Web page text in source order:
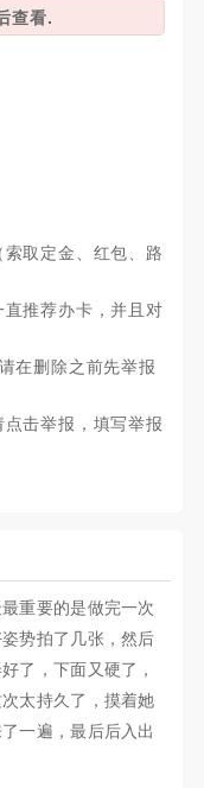
查看.
取定金、红包、路
推荐办卡，并且对
在删除之前先举报
击举报，填写举报
重要的是做完一次
势拍了几张，然后
了，下面又硬了，
太持久了，摸着她
一遍，最后后入出